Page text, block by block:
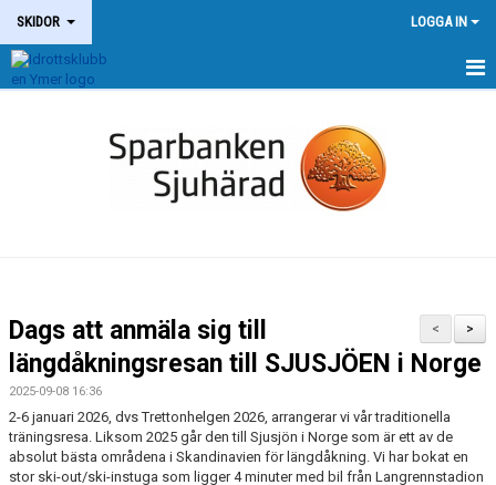
SKIDOR LOGGA IN
TRÄNINGSRESA TILL NORGE
VASALOPPSRESOR
MEDLEMSIDA (INLOGGNING KRÄVS)
>
<
Dags att anmäla sig till
längdåkningsresan till SJUSJÖEN i Norge
2025-09-08 16:36
2-6 januari 2026, dvs Trettonhelgen 2026, arrangerar vi vår traditionella
träningsresa. Liksom 2025 går den till Sjusjön i Norge som är ett av de
absolut bästa områdena i Skandinavien för längdåkning. Vi har bokat en
stor ski-out/ski-instuga som ligger 4 minuter med bil från Langrennstadion